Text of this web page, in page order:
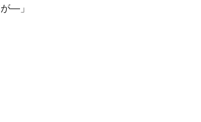
―」